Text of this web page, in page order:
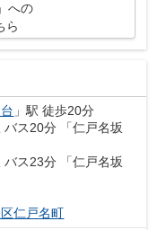
への
ら
」駅 徒歩20分
バス20分 「仁戸名坂
バス23分 「仁戸名坂
仁戸名町